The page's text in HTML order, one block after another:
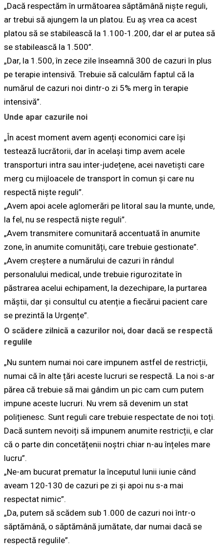
„Dacă respectăm în următoarea săptămână niște reguli,
ar trebui să ajungem la un platou. Eu aș vrea ca acest
platou să se stabilească la 1.100-1.200, dar el ar putea să
se stabilească la 1.500”.
„Dar, la 1.500, în zece zile înseamnă 300 de cazuri în plus
pe terapie intensivă. Trebuie să calculăm faptul că la
numărul de cazuri noi dintr-o zi 5% merg în terapie
intensivă”.
Unde apar cazurile noi
„În acest moment avem agenți economici care își
testează lucrătorii, dar în același timp avem acele
transporturi intra sau inter-județene, acei navetiști care
merg cu mijloacele de transport în comun și care nu
respectă niște reguli”.
„Avem apoi acele aglomerări pe litoral sau la munte, unde,
la fel, nu se respectă niște reguli”.
„Avem transmitere comunitară accentuată în anumite
zone, în anumite comunități, care trebuie gestionate”.
„Avem creștere a numărului de cazuri în rândul
personalului medical, unde trebuie rigurozitate în
păstrarea acelui echipament, la dezechipare, la purtarea
măștii, dar și consultul cu atenție a fiecărui pacient care
se prezintă la Urgențe”.
O scădere zilnică a cazurilor noi, doar dacă se respectă
regulile
„Nu suntem numai noi care impunem astfel de restricții,
numai că în alte țări aceste lucruri se respectă. La noi s-ar
părea că trebuie să mai gândim un pic cam cum putem
impune aceste lucruri. Nu vrem să devenim un stat
polițienesc. Sunt reguli care trebuie respectate de noi toți.
Dacă suntem nevoiți să impunem anumite restricții, e clar
că o parte din concetățenii noștri chiar n-au înțeles mare
lucru”.
„Ne-am bucurat prematur la începutul lunii iunie când
aveam 120-130 de cazuri pe zi și apoi nu s-a mai
respectat nimic”.
„Da, putem să scădem sub 1.000 de cazuri noi într-o
săptămână, o săptămână jumătate, dar numai dacă se
respectă regulile”.